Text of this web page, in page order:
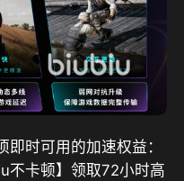
时可用的加速权益：
不卡顿】领取72小时高